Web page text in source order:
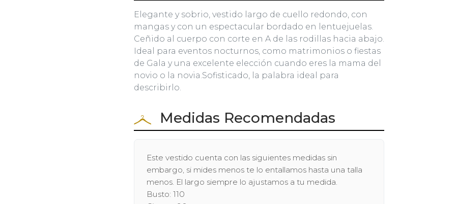
Elegante y sobrio, vestido largo de cuello redondo, con
mangas y con un espectacular bordado en lentuejuelas.
Ceñido al cuerpo con corte en A de las rodillas hacia abajo.
Ideal para eventos nocturnos, como matrimonios o fiestas
de Gala y una excelente elección cuando eres la mama del
novio o la novia.Sofisticado, la palabra ideal para
describirlo.
Medidas Recomendadas
Este vestido cuenta con las siguientes medidas sin
embargo, si mides menos te lo entallamos hasta una talla
menos. El largo siempre lo ajustamos a tu medida.
Busto: 110